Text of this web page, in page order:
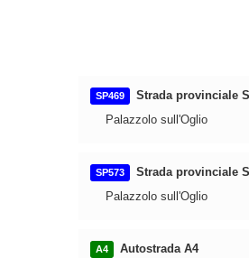
SP469
Strada provinciale
Palazzolo sull'Oglio
SP573
Strada provinciale
Palazzolo sull'Oglio
A4 Autostrada A4